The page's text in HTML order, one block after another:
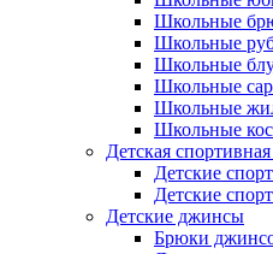
Школьные
Школьные
Школьные
Школьные
Школьные
Школьные
Детская
Детские
Детские
Детские джинсы
Брюки